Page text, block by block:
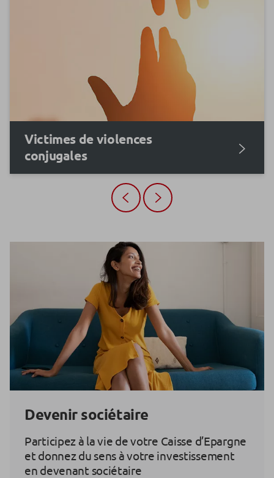
Victimes de violences
conjugales
Devenir sociétaire
Participez à la vie de votre Caisse d’Epargne
et donnez du sens à votre investissement
en devenant sociétaire